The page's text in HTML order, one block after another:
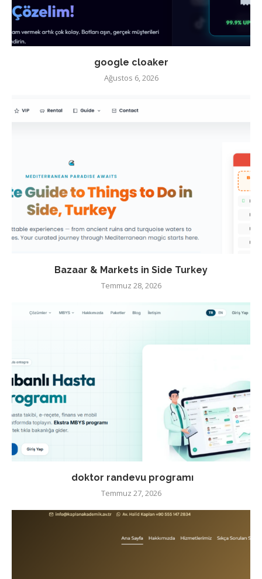
google cloaker
Ağustos 6, 2026
Bazaar & Markets in Side Turkey
Temmuz 28, 2026
doktor randevu programı
Temmuz 27, 2026